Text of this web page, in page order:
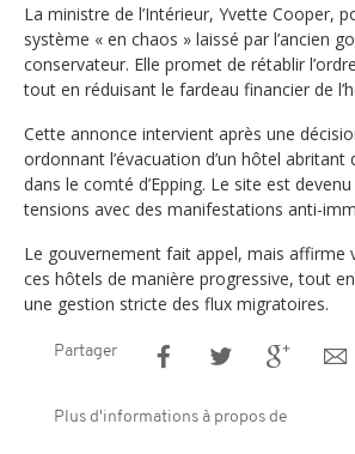
La ministre de l’Intérieur, Yvette Cooper,
système « en chaos » laissé par l’ancien
conservateur. Elle promet de rétablir
tout en réduisant le fardeau financier de
Cette annonce intervient après une
ordonnant l’évacuation d’un hôtel abritant
dans le comté d’Epping. Le site est
tensions avec des manifestations anti-
Le gouvernement fait appel, mais affirme
ces hôtels de manière progressive, tout
une gestion stricte des flux migratoires.
Partager
Plus d'informations à propos de